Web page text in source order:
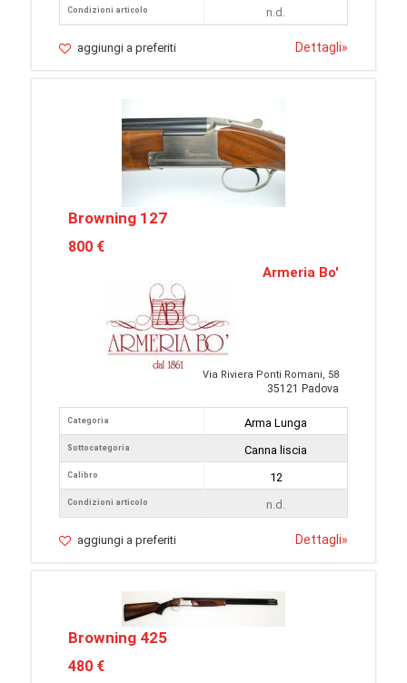
Condizioni articolo
n.d.
aggiungi a preferiti Dettagli»
Browning 127
800 €
Armeria Bo'
Via Riviera Ponti Romani, 58
35121 Padova
Categoria
Sottocategoria
Calibro
Condizioni articolo
Arma Lunga
Canna liscia
12
n.d.
aggiungi a preferiti Dettagli»
Browning 425
480 €